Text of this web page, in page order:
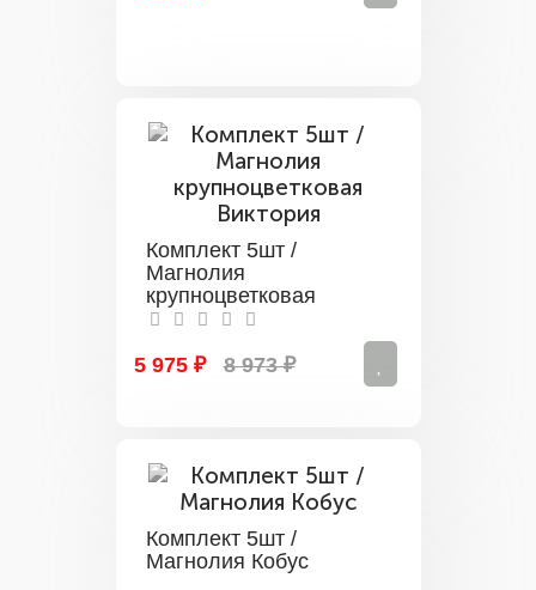
Комплект 5шт /
Магнолия
крупноцветковая
Виктория
5 975 ₽
8 973 ₽
Комплект 5шт /
Магнолия Кобус